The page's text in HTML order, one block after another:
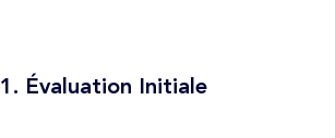
1. Évaluation Initiale